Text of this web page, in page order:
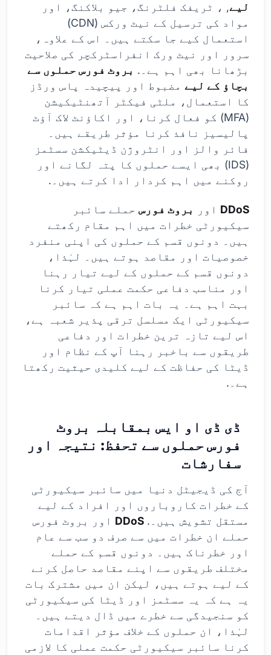
لیے, ، ٹریفک فلٹرنگ، جیو بلاکنگ، اور
مواد کی ترسیل کے نیٹ ورکس (CDN)
استعمال کیے جا سکتے ہیں۔ اس کے علاوہ،
سرور اور نیٹ ورک انفراسٹرکچر کی صلاحیت
بڑھانا بھی اہم ہے۔. بروٹ فورس حملوں سے
بچاؤ کے لیے مضبوط اور پیچیدہ پاس ورڈز
کا استعمال، ملٹی فیکٹر آتھنٹیکیشن
(MFA) کو فعال کرنا، اور اکاؤنٹ لاک آؤٹ
پالیسیز نافذ کرنا مؤثر طریقے ہیں۔
فائر والز اور انٹروژن ڈیٹیکشن سسٹمز
(IDS) بھی ایسے حملوں کا پتہ لگانے اور
روکنے میں اہم کردار ادا کرتے ہیں۔.
DDoS اور بروٹ فورس حملے سائبر
سیکیورٹی خطرات میں اہم مقام رکھتے
ہیں۔ دونوں قسم کے حملوں کی اپنی منفرد
خصوصیات اور مقاصد ہوتے ہیں۔ لہٰذا،
دونوں قسم کے حملوں کے لیے تیار رہنا
اور مناسب دفاعی حکمت عملی تیار کرنا
بہت اہم ہے۔ یہ بات اہم ہے کہ سائبر
سیکیورٹی ایک مسلسل ترقی پذیر شعبہ ہے،
اس لیے تازہ ترین خطرات اور دفاعی
طریقوں سے باخبر رہنا آپ کے نظام اور
ڈیٹا کی حفاظت کے لیے کلیدی حیثیت رکھتا
ہے۔.
ڈی ڈی او ایس بمقابلہ بروٹ
فورس حملوں سے تحفظ: نتیجہ اور
سفارشات
آج کی ڈیجیٹل دنیا میں سائبر سیکیورٹی
کے خطرات کاروباروں اور افراد کے لیے
مستقل تشویش ہیں۔. DDoS اور بروٹ فورس
حملے ان خطرات میں سے صرف دو سب سے عام
اور خطرناک ہیں۔ دونوں قسم کے حملے
مختلف طریقوں سے اپنے مقاصد حاصل کرنے
کے لیے ہوتے ہیں، لیکن ان میں مشترک بات
یہ ہے کہ یہ سسٹمز اور ڈیٹا کی سیکیورٹی
کو سنجیدگی سے خطرے میں ڈال دیتے ہیں۔
لہٰذا، ان حملوں کے خلاف مؤثر اقدامات
کرنا سائبر سیکیورٹی حکمت عملی کا لازمی